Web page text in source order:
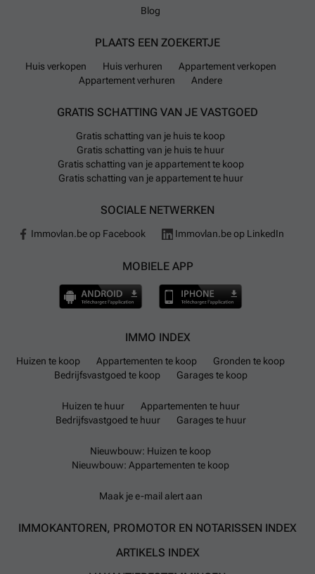
Blog
PLAATS EEN ZOEKERTJE
Huis verkopen Huis verhuren
Appartement verkopen
Appartement verhuren
Andere
GRATIS SCHATTING VAN JE VASTGOED
Gratis schatting van je huis te koop
Gratis schatting van je huis te huur
Gratis schatting van je appartement te koop
Gratis schatting van je appartement te huur
SOCIALE NETWERKEN
Immovlan.be op Facebook Immovlan.be op LinkedIn
MOBIELE APP
IMMO INDEX
Huizen te koop Appartementen te koop
Gronden te koop
Bedrijfsvastgoed te koop
Garages te koop
Huizen te huur
Appartementen te huur
Bedrijfsvastgoed te huur
Garages te huur
Nieuwbouw: Huizen te koop
Nieuwbouw: Appartementen te koop
Maak je e-mail alert aan
IMMOKANTOREN, PROMOTOR EN NOTARISSEN INDEX
ARTIKELS INDEX